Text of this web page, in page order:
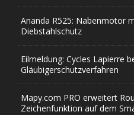
Ananda R525: Nabenmotor
Diebstahlschutz
Eilmeldung: Cycles Lapierre
Gläubigerschutzverfahren
Mapy.com PRO erweitert
Zeichenfunktion auf dem